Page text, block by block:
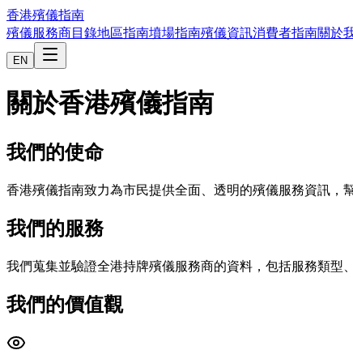
香港殯儀指南
殯儀服務商目錄地區指南墳場指南殯儀資訊消費者指南關於
EN
關於香港殯儀指南
我們的使命
香港殯儀指南致力為市民提供全面、透明的殯儀服務資訊，
我們的服務
我們蒐集並驗證全港持牌殯儀服務商的資料，包括服務類型
我們的價值觀